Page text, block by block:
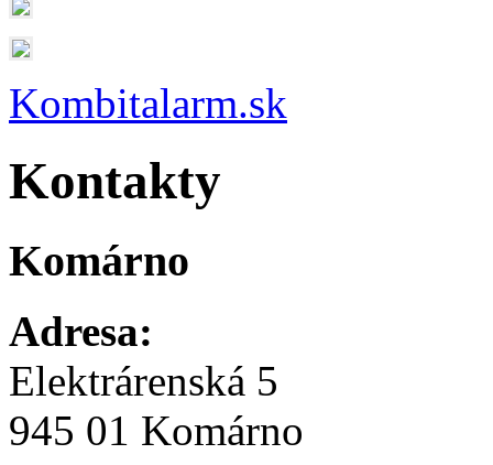
Kombitalarm.sk
Kontakty
Komárno
Adresa:
Elektrárenská 5
945 01 Komárno